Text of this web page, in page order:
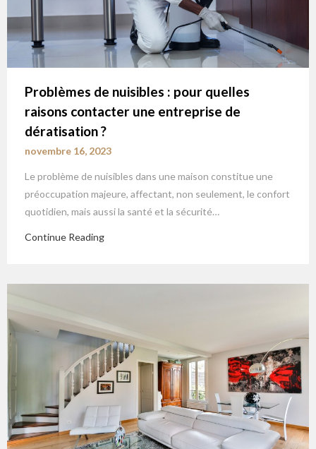
Problèmes de nuisibles : pour quelles
raisons contacter une entreprise de
dératisation ?
novembre 16, 2023
Le problème de nuisibles dans une maison constitue une
préoccupation majeure, affectant, non seulement, le confort
quotidien, mais aussi la santé et la sécurité…
Continue Reading